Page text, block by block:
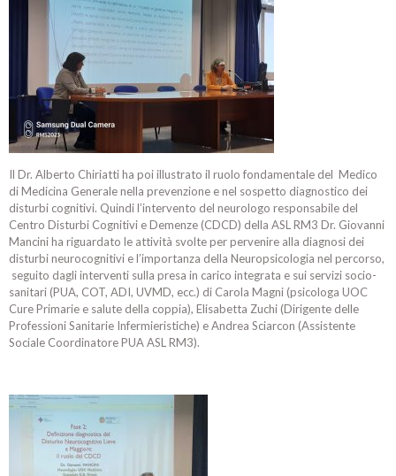
Il Dr. Alberto Chiriatti ha poi illustrato il ruolo fondamentale del Medico
di Medicina Generale nella prevenzione e nel sospetto diagnostico dei
disturbi cognitivi. Quindi l’intervento del neurologo responsabile del
Centro Disturbi Cognitivi e Demenze (CDCD) della ASL RM3 Dr. Giovanni
Mancini ha riguardato le attività svolte per pervenire alla diagnosi dei
disturbi neurocognitivi e l’importanza della Neuropsicologia nel percorso,
seguito dagli interventi sulla presa in carico integrata e sui servizi socio-
sanitari (PUA, COT, ADI, UVMD, ecc.) di Carola Magni (psicologa UOC
Cure Primarie e salute della coppia), Elisabetta Zuchi (Dirigente delle
Professioni Sanitarie Infermieristiche) e Andrea Sciarcon (Assistente
Sociale Coordinatore PUA ASL RM3).